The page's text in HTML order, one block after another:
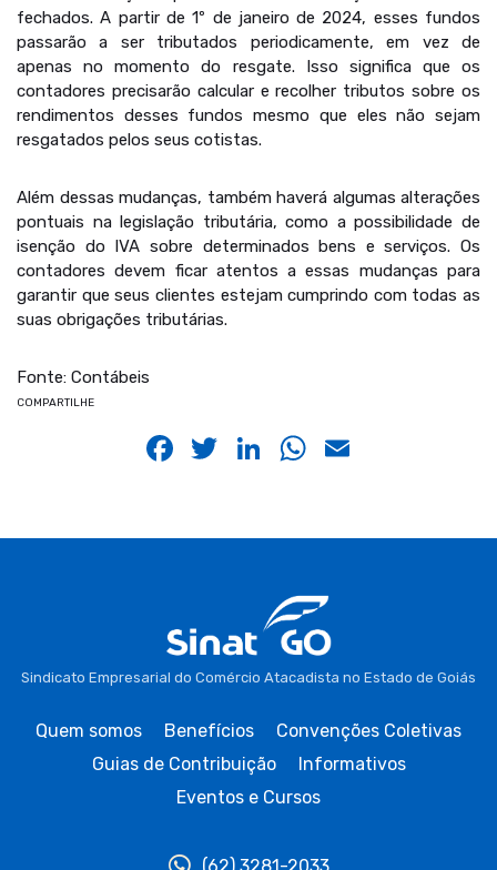
fechados. A partir de 1º de janeiro de 2024, esses fundos
passarão a ser tributados periodicamente, em vez de
apenas no momento do resgate. Isso significa que os
contadores precisarão calcular e recolher tributos sobre os
rendimentos desses fundos mesmo que eles não sejam
resgatados pelos seus cotistas.
Além dessas mudanças, também haverá algumas alterações
pontuais na legislação tributária, como a possibilidade de
isenção do IVA sobre determinados bens e serviços. Os
contadores devem ficar atentos a essas mudanças para
garantir que seus clientes estejam cumprindo com todas as
suas obrigações tributárias.
Fonte: Contábeis
COMPARTILHE
Facebook
Twitter
LinkedIn
WhatsApp
Sindicato Empresarial do Comércio Atacadista no Estado de Goiás
Quem somos Benefícios
Convenções Coletivas
Guias de Contribuição
Informativos
Eventos e Cursos
(62) 3281-2033